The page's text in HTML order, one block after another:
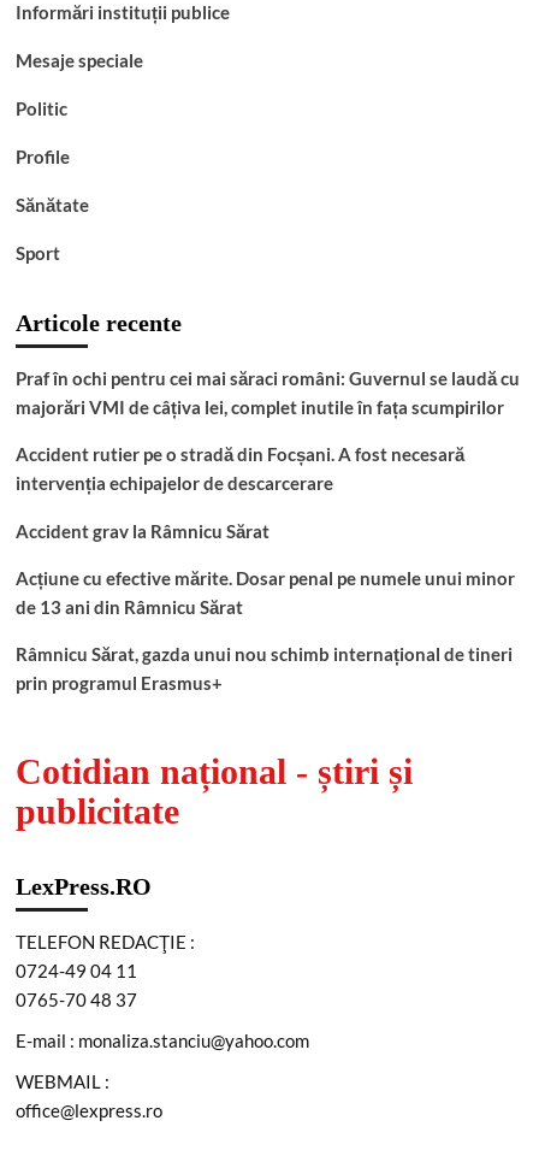
Informări instituții publice
Mesaje speciale
Politic
Profile
Sănătate
Sport
Articole recente
Praf în ochi pentru cei mai săraci români: Guvernul se laudă cu
majorări VMI de câțiva lei, complet inutile în fața scumpirilor
Accident rutier pe o stradă din Focșani. A fost necesară
intervenția echipajelor de descarcerare
Accident grav la Râmnicu Sărat
Acțiune cu efective mărite. Dosar penal pe numele unui minor
de 13 ani din Râmnicu Sărat
Râmnicu Sărat, gazda unui nou schimb internațional de tineri
prin programul Erasmus+
Cotidian național - știri și
publicitate
LexPress.RO
TELEFON REDACŢIE :
0724-49 04 11
0765-70 48 37
E-mail : monaliza.stanciu@yahoo.com
WEBMAIL :
office@lexpress.ro